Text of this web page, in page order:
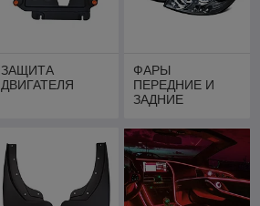
ЗАЩИТА
ДВИГАТЕЛЯ
ФАРЫ
ПЕРЕДНИЕ И
ЗАДНИЕ